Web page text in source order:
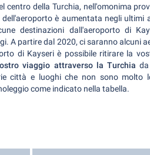
centro della Turchia, nell'omonima
dell'aeroporto è aumentata negli ultimi
destinazioni dall'aeroporto di
A partire dal 2020, ci saranno alcuni
di Kayseri è possibile ritirare la
viaggio attraverso la Turchia
città e luoghi che non sono molto
come indicato nella tabella.